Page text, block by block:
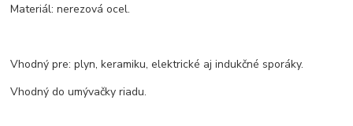
Materiál: nerezová ocel.
Vhodný pre: plyn, keramiku, elektrické aj indukčné sporáky.
Vhodný do umývačky riadu.